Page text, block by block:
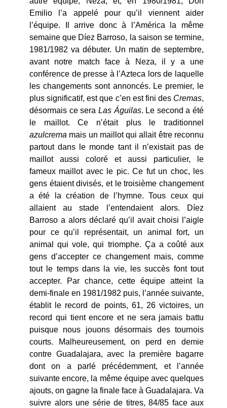
Emilio l’a appelé pour qu’il viennent aider
l’équipe. Il arrive donc à l’América la même
semaine que Díez Barroso, la saison se termine,
1981/1982 va débuter. Un matin de septembre,
avant notre match face à Neza, il y a une
conférence de presse à l’Azteca lors de laquelle
les changements sont annoncés. Le premier, le
plus significatif, est que c’en est fini des Cremas,
désormais ce sera Las Águilas. Le second a été
le maillot. Ce n’était plus le traditionnel
azulcrema mais un maillot qui allait être reconnu
partout dans le monde tant il n’existait pas de
maillot aussi coloré et aussi particulier, le
fameux maillot avec le pic. Ce fut un choc, les
gens étaient divisés, et le troisième changement
a été la création de l’hymne. Tous ceux qui
allaient au stade l’entendaient alors. Díez
Barroso a alors déclaré qu’il avait choisi l’aigle
pour ce qu’il représentait, un animal fort, un
animal qui vole, qui triomphe. Ça a coûté aux
gens d’accepter ce changement mais, comme
tout le temps dans la vie, les succès font tout
accepter. Par chance, cette équipe atteint la
demi-finale en 1981/1982 puis, l’année suivante,
établit le record de points, 61, 26 victoires, un
record qui tient encore et ne sera jamais battu
puisque nous jouons désormais des tournois
courts. Malheureusement, on perd en demie
contre Guadalajara, avec la première bagarre
dont on a parlé précédemment, et l’année
suivante encore, la même équipe avec quelques
ajouts, on gagne la finale face à Guadalajara. Va
suivre alors une série de titres, 84/85 face aux